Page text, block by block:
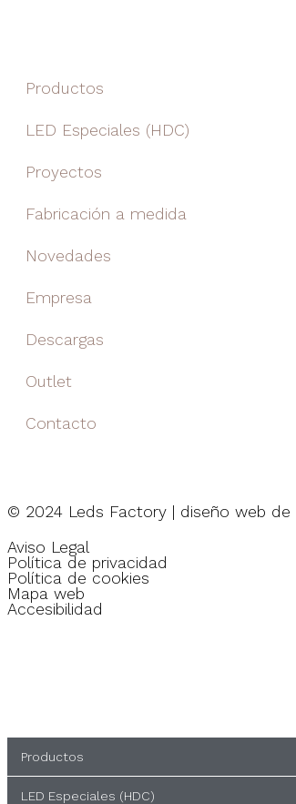
Productos
LED Especiales (HDC)
Proyectos
Fabricación a medida
Novedades
Empresa
Descargas
Outlet
Contacto
© 2024 Leds Factory | diseño web de
Aviso Legal
Política de privacidad
Política de cookies
Mapa web
Accesibilidad
Productos
LED Especiales (HDC)